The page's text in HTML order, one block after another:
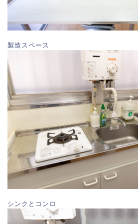
製造スペース
シンクとコンロ